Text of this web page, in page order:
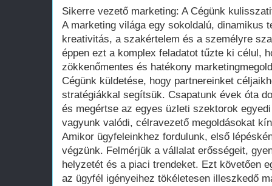
Sikerre vezető marketing: A Cégünk
A marketing világa egy sokoldalú, dinamikus
kreativitás, a szakértelem és a személyre
éppen ezt a komplex feladatot tűzte ki célul,
zökkenőmentes és hatékony
Cégünk küldetése, hogy partnereinket
stratégiákkal segítsük. Csapatunk évek óta
és megértse az egyes üzleti szektorok
vagyunk valódi, célravezető megoldásokat
Amikor ügyfeleinkhez fordulunk, első
végzünk. Felmérjük a vállalat erősségeit,
helyzetét és a piaci trendeket. Ezt követően
az ügyfél igényeihez tökéletesen illeszkedő